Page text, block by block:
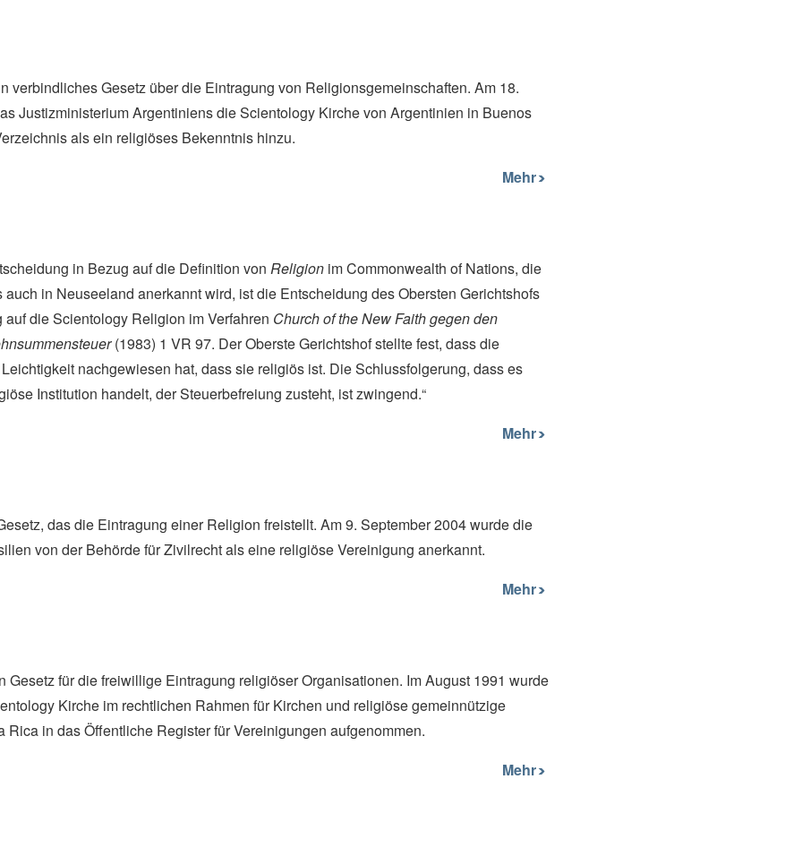
verbindliches Gesetz über die Eintragung von Religionsgemeinschaften. Am 18.
Justizministerium Argentiniens die Scientology Kirche von Argentinien in Buenos
als ein religiöses Bekenntnis hinzu.
Mehr
in Bezug auf die Definition vonReligion im Commonwealth of Nations, die
in Neuseeland anerkannt wird, ist die Entscheidung des Obersten Gerichtshofs
die Scientology Religion im Verfahren Church of the New Faith gegen den
(1983) 1 VR 97. Der Oberste Gerichtshof stellte fest, dass die
nachgewiesen hat, dass sie religiös ist. Die Schlussfolgerung, dass es
Institution handelt, der Steuerbefreiung zusteht, ist zwingend.“
Mehr
das die Eintragung einer Religion freistellt. Am 9. September 2004 wurde die
von der Behörde für Zivilrecht als eine religiöse Vereinigung anerkannt.
Mehr
Gesetz für die freiwillige Eintragung religiöser Organisationen. Im August 1991 wurde
Kirche im rechtlichen Rahmen für Kirchen und religiöse gemeinnützige
Rica in das Öffentliche Register für Vereinigungen aufgenommen.
Mehr